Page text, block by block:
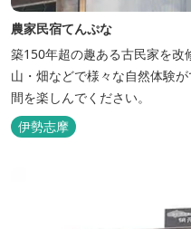
農家民宿てんぷな
築150年超の趣ある古民家を改
山・畑などで様々な自然体験
間を楽しんでください。
伊勢志摩